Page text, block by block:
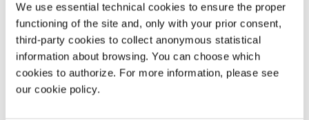
We use essential technical cookies to ensure the proper
functioning of the site and, only with your prior consent,
third-party cookies to collect anonymous statistical
information about browsing. You can choose which
cookies to authorize. For more information, please see
our cookie policy.
LEIBNIZ UNIVERSITÄT HANNOVER - INSTITUTE
OF URBAN DESIGN AND PLANNING
TECHNICAL UNIVERSITY OF MUNICH (TUM)